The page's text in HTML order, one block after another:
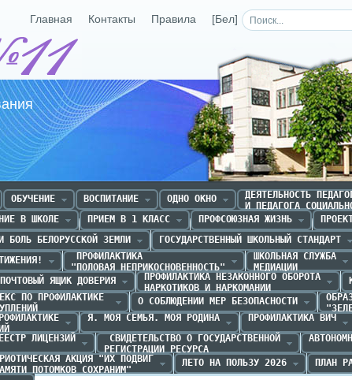
Средняя школа №11
Главная Контакты Правила [Бел]
ОБУЧЕНИЕ ВОСПИТАНИЕ ОДНО ОКНО
ДЕЯТЕЛЬНОСТЬ
И ПЕДАГОГА
В ШКОЛЕ
ПРИЕМ В 1 КЛАСС ПРОФСОЮЗНАЯ ЖИЗНЬ
БОЛЬ БЕЛОРУССКОЙ ЗЕМЛИ
ГОСУДАРСТВЕННЫЙ ШКОЛЬНЫЙ СТАНДАРТ
ПРОФИЛАКТИКА
"ПОЛОВАЯ НЕПРИКОСНОВЕННОСТЬ"
ШКОЛЬНАЯ СЛУЖБА
МЕДИАЦИИ
ПОЧТОВЫЙ ЯЩИК ДОВЕРИЯ
ПРОФИЛАКТИКА НЕЗАКОННОГО ОБОРОТА
НАРКОТИКОВ И НАРКОМАНИИ
ПО ПРОФИЛАКТИКЕ
О СОБЛЮДЕНИИ МЕР БЕЗОПАСНОСТИ
Я. МОЯ СЕМЬЯ. МОЯ РОДИНА ПРОФИЛАКТИКА ВИЧ
ЛИЦЕНЗИЙ
СВИДЕТЕЛЬСТВО О ГОСУДАРСТВЕННОЙ
РЕГИСТРАЦИИ РЕСУРСА
АКЦИЯ "ИХ ПОДВИГ
ПОТОМКОВ СОХРАНИМ"
ЛЕТО НА ПОЛЬЗУ 2026
ПЛАН